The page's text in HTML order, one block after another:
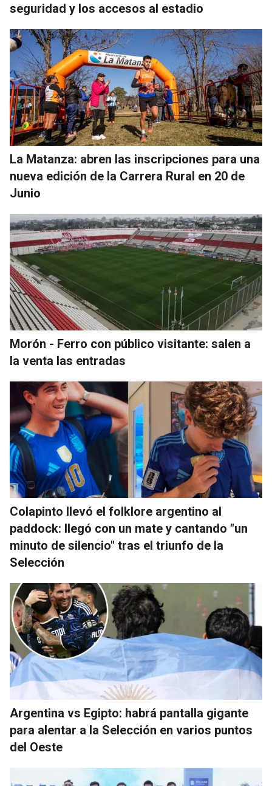
seguridad y los accesos al estadio
La Matanza: abren las inscripciones para una
nueva edición de la Carrera Rural en 20 de
Junio
Morón - Ferro con público visitante: salen a
la venta las entradas
Colapinto llevó el folklore argentino al
paddock: llegó con un mate y cantando "un
minuto de silencio" tras el triunfo de la
Selección
Argentina vs Egipto: habrá pantalla gigante
para alentar a la Selección en varios puntos
del Oeste